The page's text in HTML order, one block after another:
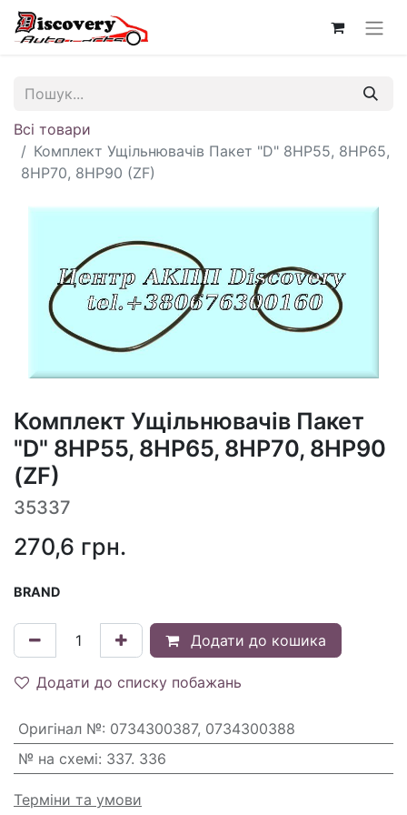
Всі товари
Комплект Ущільнювачів Пакет "D" 8HP55, 8HP65,
8HP70, 8HP90 (ZF)
Комплект Ущільнювачів Пакет
"D" 8HP55, 8HP65, 8HP70, 8HP90
(ZF)
35337
270,6 грн.
BRAND
Додати до кошика
Додати до списку побажань
Оригінал №: 0734300387, 0734300388
№ на схемі: 337. 336
Терміни та умови